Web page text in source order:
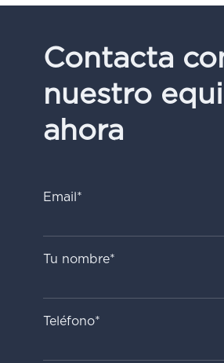
Contacta
nuestro
ahora
Email*
Tu nombre*
Teléfono*